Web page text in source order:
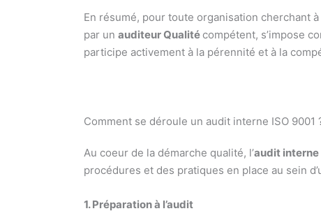
En résumé, pour toute organisation cherchant
par unauditeur Qualité compétent, s’impose
participe activement à la pérennité et à la
Comment se déroule un audit interne ISO 9001
Au coeur de la démarche qualité, l’audit interne
procédures et des pratiques en place au sein
1. Préparation à l’audit